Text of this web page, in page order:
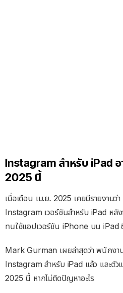
Instagram สำหรับ iPad
2025 นี้
เมื่อเดือน เม.ย. 2025 เคยมีรายงาน
Instagram เวอร์ชันสำหรับ iPad หลั
ทนใช้แอปเวอร์ชัน iPhone บน iPad
Mark Gurman เผยล่าสุดว่า พนักง
Instagram สำหรับ iPad แล้ว และตัวแ
2025 นี้ หากไม่ติดปัญหาอะไร